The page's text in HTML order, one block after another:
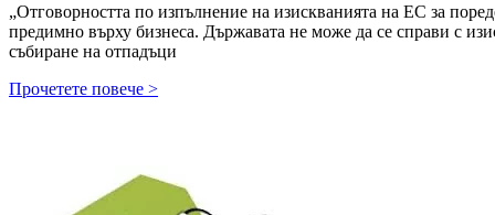
„Отговорността по изпълнение на изискванията на ЕС за
предимно върху бизнеса. Държавата не може да се справи с
събиране на отпадъци
Прочетете повече >БСК:
СТИМУЛИ